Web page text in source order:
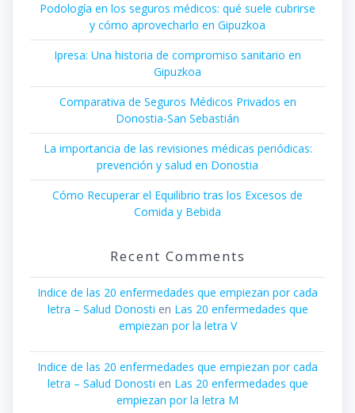
Podología en los seguros médicos: qué suele cubrirse
y cómo aprovecharlo en Gipuzkoa
Ipresa: Una historia de compromiso sanitario en
Gipuzkoa
Comparativa de Seguros Médicos Privados en
Donostia-San Sebastián
La importancia de las revisiones médicas periódicas:
prevención y salud en Donostia
Cómo Recuperar el Equilibrio tras los Excesos de
Comida y Bebida
Recent Comments
Indice de las 20 enfermedades que empiezan por cada
letra – Salud Donosti en Las 20 enfermedades que
empiezan por la letra V
Indice de las 20 enfermedades que empiezan por cada
letra – Salud Donosti en Las 20 enfermedades que
empiezan por la letra M